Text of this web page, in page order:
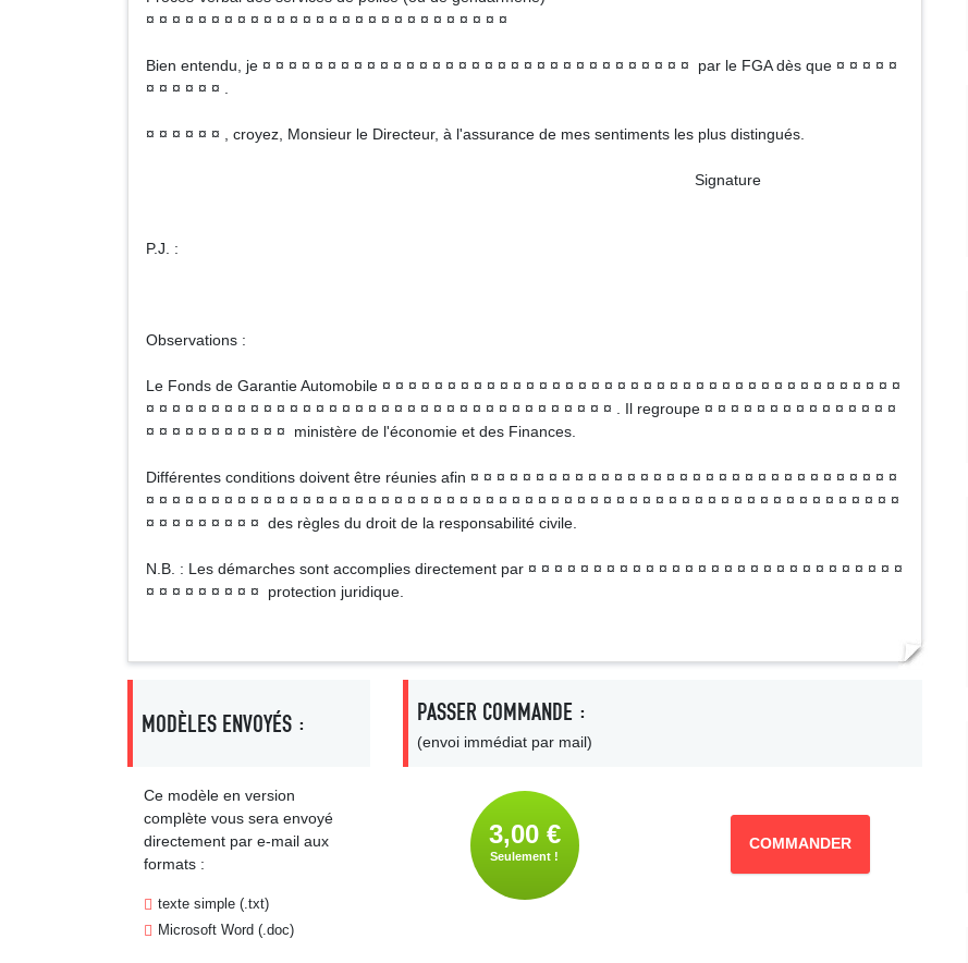
¤ ¤ ¤ ¤ ¤ ¤ ¤ ¤ ¤ ¤ ¤ ¤ ¤ ¤ ¤ ¤ ¤ ¤ ¤ ¤ ¤ ¤ ¤ ¤ ¤ ¤ ¤ ¤
Bien entendu, je ¤ ¤ ¤ ¤ ¤ ¤ ¤ ¤ ¤ ¤ ¤ ¤ ¤ ¤ ¤ ¤ ¤ ¤ ¤ ¤ ¤ ¤ ¤ ¤ ¤ ¤ ¤ ¤ ¤ ¤ ¤ ¤ ¤ par le FGA dès que ¤ ¤ ¤ ¤ ¤
¤ ¤ ¤ ¤ ¤ ¤ .
¤ ¤ ¤ ¤ ¤ ¤ , croyez, Monsieur le Directeur, à l'assurance de mes sentiments les plus distingués.
Signature
P.J. :
Observations :
Le Fonds de Garantie Automobile ¤ ¤ ¤ ¤ ¤ ¤ ¤ ¤ ¤ ¤ ¤ ¤ ¤ ¤ ¤ ¤ ¤ ¤ ¤ ¤ ¤ ¤ ¤ ¤ ¤ ¤ ¤ ¤ ¤ ¤ ¤ ¤ ¤ ¤ ¤ ¤ ¤ ¤ ¤ ¤
¤ ¤ ¤ ¤ ¤ ¤ ¤ ¤ ¤ ¤ ¤ ¤ ¤ ¤ ¤ ¤ ¤ ¤ ¤ ¤ ¤ ¤ ¤ ¤ ¤ ¤ ¤ ¤ ¤ ¤ ¤ ¤ ¤ ¤ ¤ ¤ . Il regroupe ¤ ¤ ¤ ¤ ¤ ¤ ¤ ¤ ¤ ¤ ¤ ¤ ¤ ¤ ¤
¤ ¤ ¤ ¤ ¤ ¤ ¤ ¤ ¤ ¤ ¤ ministère de l'économie et des Finances.
Différentes conditions doivent être réunies afin ¤ ¤ ¤ ¤ ¤ ¤ ¤ ¤ ¤ ¤ ¤ ¤ ¤ ¤ ¤ ¤ ¤ ¤ ¤ ¤ ¤ ¤ ¤ ¤ ¤ ¤ ¤ ¤ ¤ ¤ ¤ ¤ ¤
¤ ¤ ¤ ¤ ¤ ¤ ¤ ¤ ¤ ¤ ¤ ¤ ¤ ¤ ¤ ¤ ¤ ¤ ¤ ¤ ¤ ¤ ¤ ¤ ¤ ¤ ¤ ¤ ¤ ¤ ¤ ¤ ¤ ¤ ¤ ¤ ¤ ¤ ¤ ¤ ¤ ¤ ¤ ¤ ¤ ¤ ¤ ¤ ¤ ¤ ¤ ¤ ¤ ¤ ¤ ¤ ¤ ¤
¤ ¤ ¤ ¤ ¤ ¤ ¤ ¤ ¤ des règles du droit de la responsabilité civile.
N.B. : Les démarches sont accomplies directement par ¤ ¤ ¤ ¤ ¤ ¤ ¤ ¤ ¤ ¤ ¤ ¤ ¤ ¤ ¤ ¤ ¤ ¤ ¤ ¤ ¤ ¤ ¤ ¤ ¤ ¤ ¤ ¤ ¤
¤ ¤ ¤ ¤ ¤ ¤ ¤ ¤ ¤ protection juridique.
MODÈLES ENVOYÉS :
Ce modèle en version
complète vous sera envoyé
directement par e-mail aux
formats :
texte simple (.txt)
Microsoft Word (.doc)
PASSER COMMANDE :
(envoi immédiat par mail)
3,00 €
Seulement !
COMMANDER